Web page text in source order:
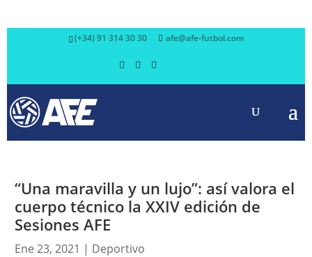
(+34) 91 314 30 30 afe@afe-futbol.com
“Una maravilla y un lujo”: así valora el
cuerpo técnico la XXIV edición de
Sesiones AFE
Ene 23, 2021 | Deportivo